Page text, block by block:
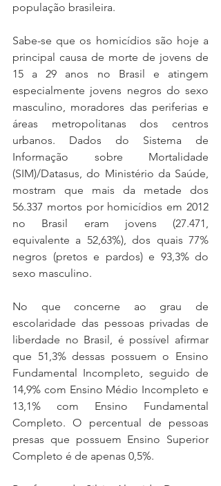
população brasileira.
Sabe-se que os homicídios são hoje a
principal causa de morte de jovens de
15 a 29 anos no Brasil e atingem
especialmente jovens negros do sexo
masculino, moradores das periferias e
áreas metropolitanas dos centros
urbanos. Dados do Sistema de
Informação sobre Mortalidade
(SIM)/Datasus, do Ministério da Saúde,
mostram que mais da metade dos
56.337 mortos por homicídios em 2012
no Brasil eram jovens (27.471,
equivalente a 52,63%), dos quais 77%
negros (pretos e pardos) e 93,3% do
sexo masculino.
No que concerne ao grau de
escolaridade das pessoas privadas de
liberdade no Brasil, é possível afirmar
que 51,3% dessas possuem o Ensino
Fundamental Incompleto, seguido de
14,9% com Ensino Médio Incompleto e
13,1% com Ensino Fundamental
Completo. O percentual de pessoas
presas que possuem Ensino Superior
Completo é de apenas 0,5%.